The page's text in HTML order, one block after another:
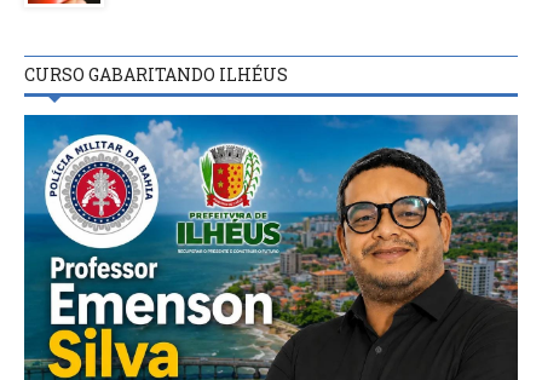
CURSO GABARITANDO ILHÉUS